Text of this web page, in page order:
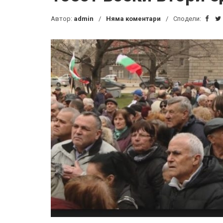
Автор: admin Няма коментари Сподели: